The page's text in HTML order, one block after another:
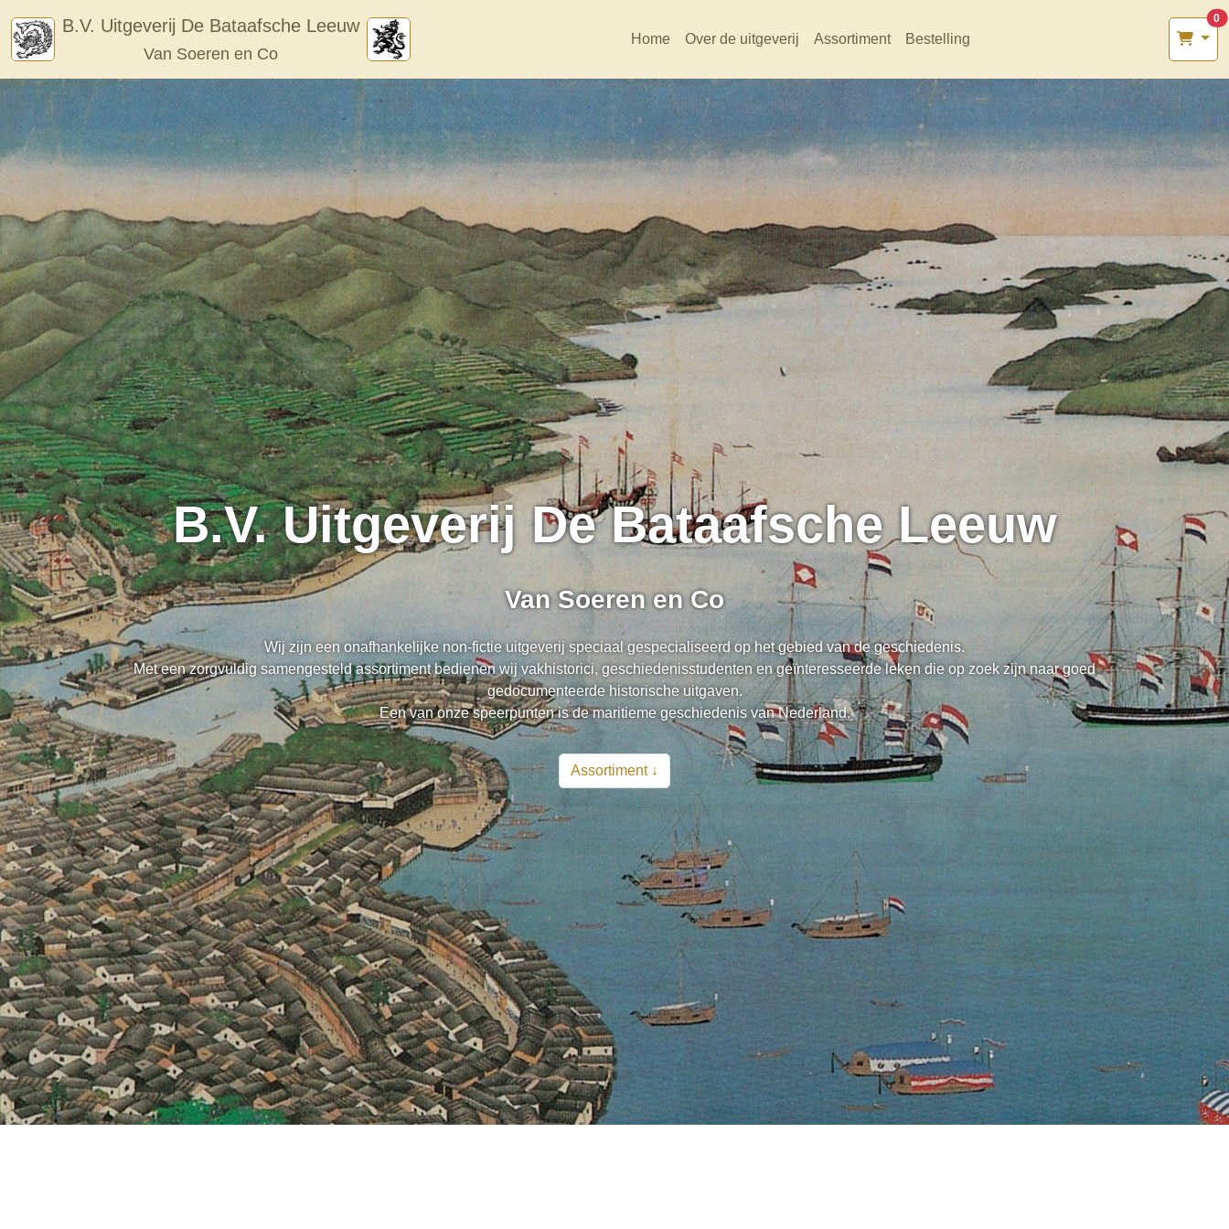
content
B.V. Uitgeverij De Bataafsche Leeuw
Van Soeren en Co
Home Over de uitgeverij Assortiment Bestelling
0
B.V. Uitgeverij De Bataafsche Leeuw
Van Soeren en Co
Wij zijn een onafhankelijke non-fictie uitgeverij speciaal gespecialiseerd op het gebied van de geschiedenis.
Met een zorgvuldig samengesteld assortiment bedienen wij vakhistorici, geschiedenisstudenten en geïnteresseerde leken die op zoek zijn naar goed
gedocumenteerde historische uitgaven.
Een van onze speerpunten is de maritieme geschiedenis van Nederland.
Assortiment ↓